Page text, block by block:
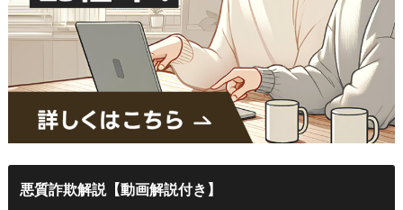
悪質詐欺解説【動画解説付き】